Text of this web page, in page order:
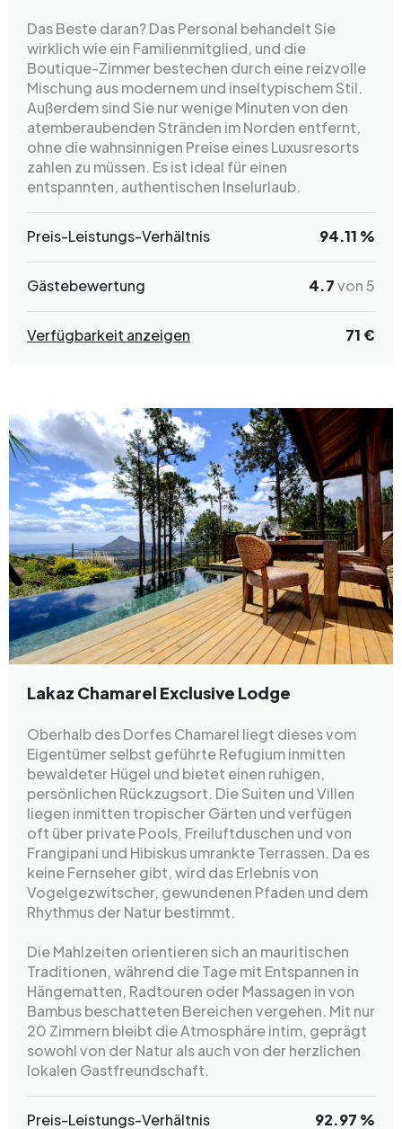
Das Beste daran? Das Personal behandelt Sie
wirklich wie ein Familienmitglied, und die
Boutique-Zimmer bestechen durch eine reizvolle
Mischung aus modernem und inseltypischem Stil.
Außerdem sind Sie nur wenige Minuten von den
atemberaubenden Stränden im Norden entfernt,
ohne die wahnsinnigen Preise eines Luxusresorts
zahlen zu müssen. Es ist ideal für einen
entspannten, authentischen Inselurlaub.
Preis-Leistungs-Verhältnis 94.11 %
Gästebewertung 4.7von 5
Verfügbarkeit anzeigen 71 €
Lakaz Chamarel Exclusive Lodge
Oberhalb des Dorfes Chamarel liegt dieses vom
Eigentümer selbst geführte Refugium inmitten
bewaldeter Hügel und bietet einen ruhigen,
persönlichen Rückzugsort. Die Suiten und Villen
liegen inmitten tropischer Gärten und verfügen
oft über private Pools, Freiluftduschen und von
Frangipani und Hibiskus umrankte Terrassen. Da es
keine Fernseher gibt, wird das Erlebnis von
Vogelgezwitscher, gewundenen Pfaden und dem
Rhythmus der Natur bestimmt.
Die Mahlzeiten orientieren sich an mauritischen
Traditionen, während die Tage mit Entspannen in
Hängematten, Radtouren oder Massagen in von
Bambus beschatteten Bereichen vergehen. Mit nur
20 Zimmern bleibt die Atmosphäre intim, geprägt
sowohl von der Natur als auch von der herzlichen
lokalen Gastfreundschaft.
Preis-Leistungs-Verhältnis 92.97 %